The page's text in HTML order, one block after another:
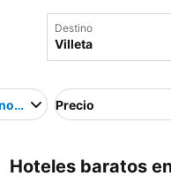
Destino
a mayorPrecio
Hoteles baratos